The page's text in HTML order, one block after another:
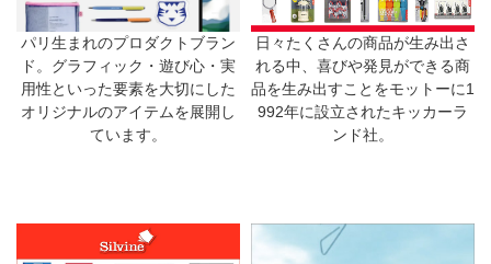
パリ生まれのプロダクトブラン
ド。グラフィック・遊び心・実
用性といった要素を大切にした
オリジナルのアイテムを展開し
ています。
日々たくさんの商品が生み出さ
れる中、喜びや発見ができる商
品を生み出すことをモットーに1
992年に設立されたキッカーラ
ンド社。